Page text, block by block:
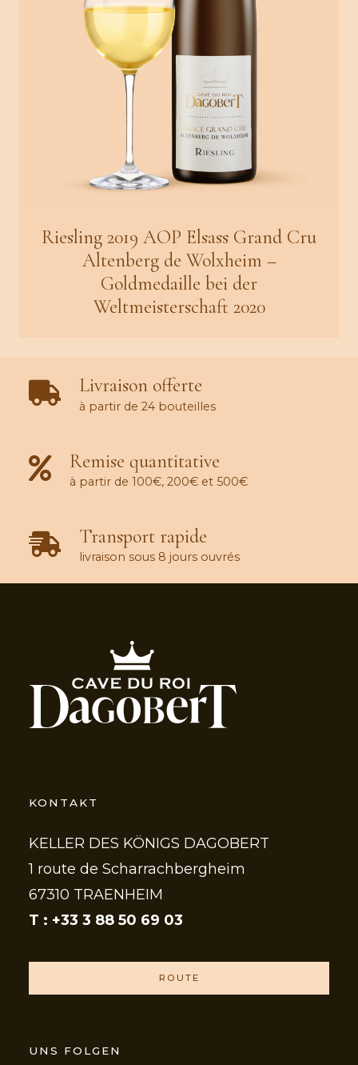
Riesling 2019 AOP Elsass Grand Cru
Altenberg de Wolxheim –
Goldmedaille bei der
Weltmeisterschaft 2020
Livraison offerte
à partir de 24 bouteilles
Remise quantitative
à partir de 100€, 200€ et 500€
Transport rapide
livraison sous 8 jours ouvrés
KONTAKT
KELLER DES KÖNIGS DAGOBERT
1 route de Scharrachbergheim
67310 TRAENHEIM
T : +33 3 88 50 69 03
ROUTE
UNS FOLGEN